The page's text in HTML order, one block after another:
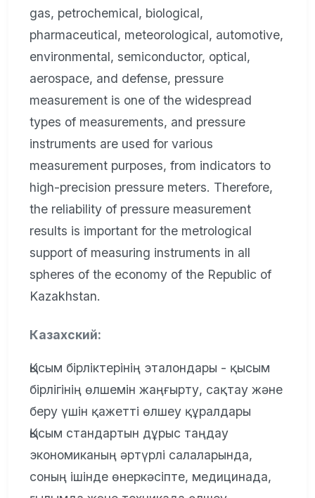
gas, petrochemical, biological,
pharmaceutical, meteorological, automotive,
environmental, semiconductor, optical,
aerospace, and defense, pressure
measurement is one of the widespread
types of measurements, and pressure
instruments are used for various
measurement purposes, from indicators to
high-precision pressure meters. Therefore,
the reliability of pressure measurement
results is important for the metrological
support of measuring instruments in all
spheres of the economy of the Republic of
Kazakhstan.
Казахский:
Қысым бірліктерінің эталондары - қысым
бірлігінің өлшемін жаңғырту, сақтау және
беру үшін қажетті өлшеу құралдары
Қысым стандартын дұрыс таңдау
экономиканың әртүрлі салаларында,
соның ішінде өнеркәсіпте, медицинада,